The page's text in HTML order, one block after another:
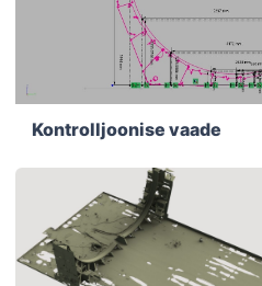
Kontrolljoonise vaade